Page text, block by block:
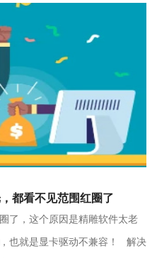
都看不见范围红圈了
了，这个原因是精雕软件太老
也就是显卡驱动不兼容！ 解决